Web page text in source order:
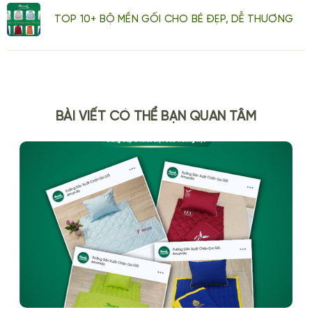
TOP 10+ BỘ MỀN GỐI CHO BÉ ĐẸP, DỄ THƯƠNG
BÀI VIẾT CÓ THỂ BẠN QUAN TÂM